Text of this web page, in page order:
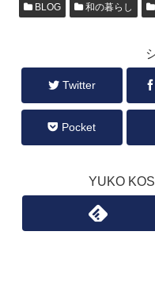
BLOG 和の暮らし
Twitter
Pocket
YUKO